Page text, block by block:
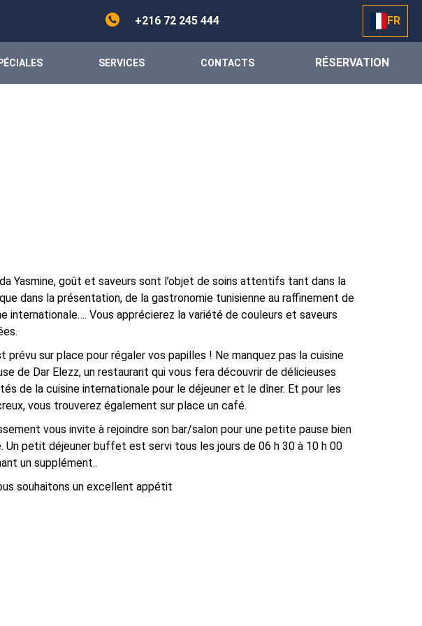
+216 72 245 444 FR
SERVICES CONTACTS RÉSERVATION
Yasmine, goût et saveurs sont l’objet de soins attentifs tant dans la
dans la présentation, de la gastronomie tunisienne au raffinement de
internationale…. Vous apprécierez la variété de couleurs et saveurs
prévu sur place pour régaler vos papilles ! Ne manquez pas la cuisine
de Dar Elezz, un restaurant qui vous fera découvrir de délicieuses
de la cuisine internationale pour le déjeuner et le dîner. Et pour les
vous trouverez également sur place un café.
vous invite à rejoindre son bar/salon pour une petite pause bien
Un petit déjeuner buffet est servi tous les jours de 06 h 30 à 10 h 00
un supplément..
souhaitons un excellent appétit